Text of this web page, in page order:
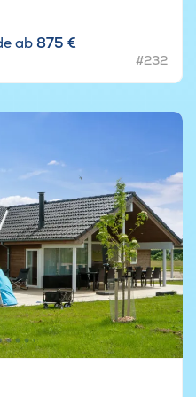
ab875 €
#232